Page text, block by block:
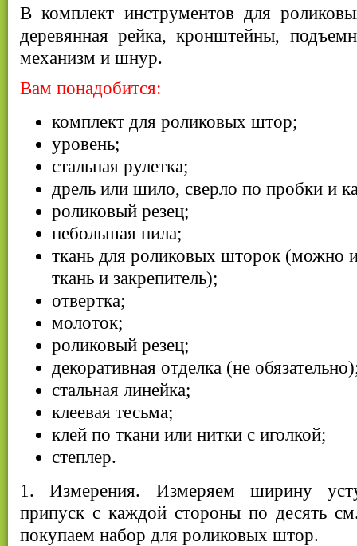
В комплект инструментов для
деревянная рейка, кронштейны,
механизм и шнур.
Вам понадобится:
комплект для роликовых штор;
уровень;
стальная рулетка;
дрель или шило, сверло по пробки и
роликовый резец;
небольшая пила;
ткань для роликовых шторок (можно
ткань и закрепитель);
отвертка;
молоток;
роликовый резец;
декоративная отделка (не
стальная линейка;
клеевая тесьма;
клей по ткани или нитки с иголкой;
степлер.
1. Измерения. Измеряем ширину
припуск с каждой стороны по десять
покупаем набор для роликовых штор.